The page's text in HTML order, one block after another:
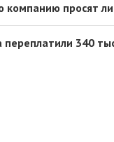
компанию просят
340